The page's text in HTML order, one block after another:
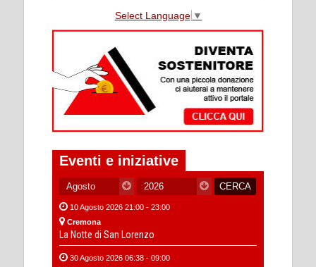
Select Language ▼
Eventi e iniziative
10 Agosto 2026 21:00 - 23:00
Cremona
La Notte di San Lorenzo
30 Agosto 2026 06:38 - 09:00